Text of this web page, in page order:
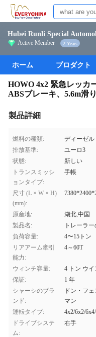
Hubei Runli Special
Active Member 2 Years
ホーム プロダクト
HOWO 4x2 緊急レッカ
ABSブレーキ、5.6m滑
製品詳細
燃料の種類:
ディーゼル
排放基準:
ユーロ3
状態:
新しい
トランスミッシ
ョンタイプ:
手帳
尺寸 (L × W × H)
(mm):
原産地:
湖北,中国
製品名:
トレーラー
負荷容量:
4〜15トン
リアアーム牽引
能力:
4～60T
ウィンチ容量:
4 トン ウイ
保証:
1 年
シャーシのブラ
ンド:
ドン・フ
マン
運転タイプ:
4x2/6x2/
ドライブシステ
ム:
右手